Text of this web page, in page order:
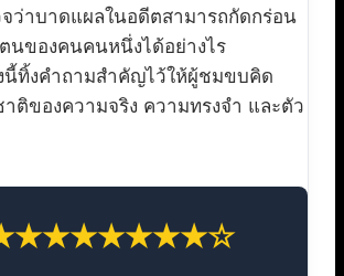
จว่าบาดแผลในอดีตสามารถกัดกร่อน
นของคนคนหนึ่งได้อย่างไร
นี้ทิ้งคำถามสำคัญไว้ให้ผู้ชมขบคิด
าติของความจริง ความทรงจำ และตัว